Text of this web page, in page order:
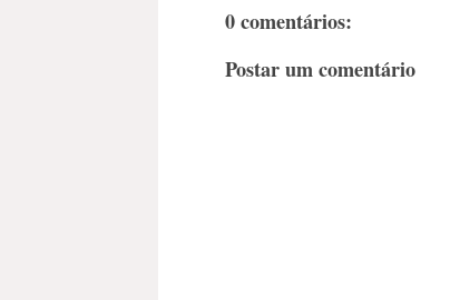
0 comentários:
Postar um comentário